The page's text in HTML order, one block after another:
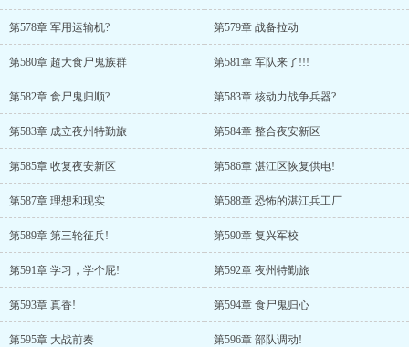
第578章 军用运输机? 第579章 战备拉动
第580章 超大食尸鬼族群 第581章 军队来了!!!
第582章 食尸鬼归顺? 第583章 核动力战争兵器?
第583章 成立夜州特勤旅 第584章 整合夜安新区
第585章 收复夜安新区 第586章 湛江区恢复供电!
第587章 理想和现实 第588章 恐怖的湛江兵工厂
第589章 第三轮征兵! 第590章 复兴军校
第591章 学习，学个屁! 第592章 夜州特勤旅
第593章 真香! 第594章 食尸鬼归心
第595章 大战前奏 第596章 部队调动!